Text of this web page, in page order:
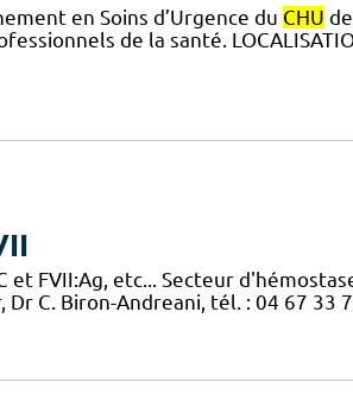
en Soins d’Urgence du CHU
de la santé.
et FVII:Ag, etc... Secteur
C. Biron-Andreani, tél. : 04 67 33